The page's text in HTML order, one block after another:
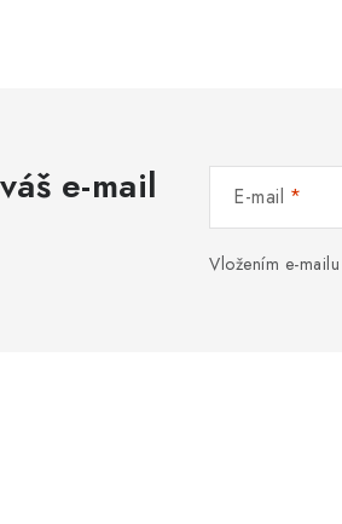
e-mail E-mail
Vložením e-